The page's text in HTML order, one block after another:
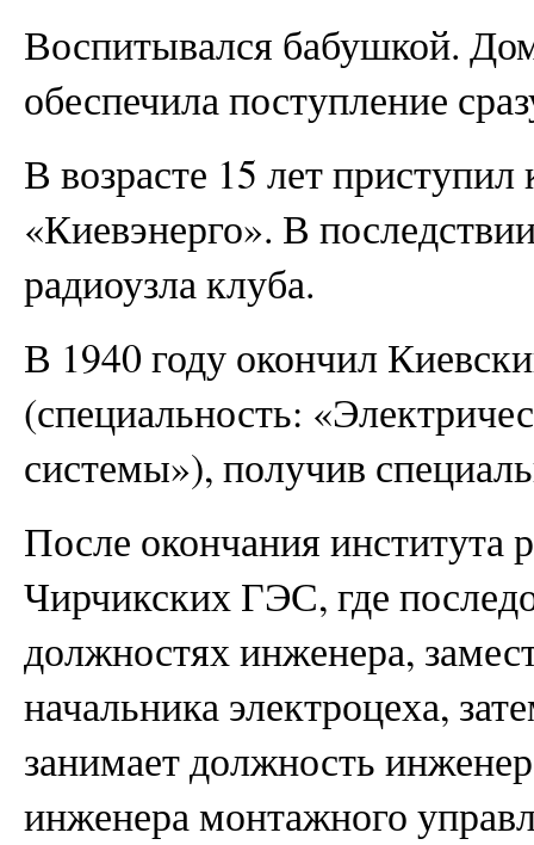
Воспитывался бабушкой.
обеспечила поступление
В возрасте 15 лет
«Киевэнерго». В
радиоузла клуба.
В 1940 году окончил
(специальность:
системы»), получив
После окончания института
Чирчикских ГЭС, где
должностях инженера,
начальника электроцеха,
занимает должность
инженера монтажного